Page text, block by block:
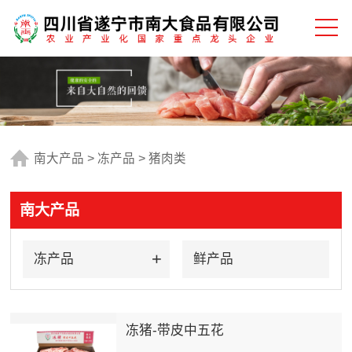
南大产品 > 冻产品 >猪肉类
南大产品
冻产品 鲜产品
冻猪-带皮中五花